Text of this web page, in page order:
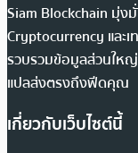
Siam Blockchain มุ่ง
Cryptocurrency และเ
รวบรวมข้อมูลส่วนใหญ่
แปลส่งตรงถึงฟีดคุณ
เกี่ยวกับเว็บไซต์นี้